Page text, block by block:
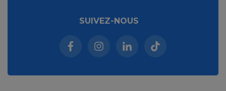
SUIVEZ-NOUS
Facebook (nouvelle fenêtre)
Instagram (nouvelle fenêtre)
Linkedin (nouvelle
Tiktok (nouvelle